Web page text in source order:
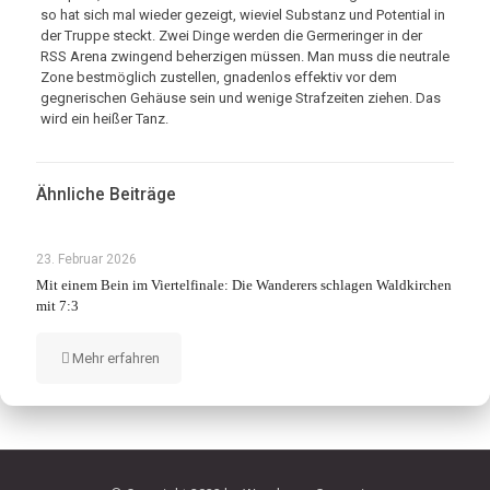
so hat sich mal wieder gezeigt, wieviel Substanz und Potential in
der Truppe steckt. Zwei Dinge werden die Germeringer in der
RSS Arena zwingend beherzigen müssen. Man muss die neutrale
Zone bestmöglich zustellen, gnadenlos effektiv vor dem
gegnerischen Gehäuse sein und wenige Strafzeiten ziehen. Das
wird ein heißer Tanz.
Ähnliche Beiträge
23. Februar 2026
Mit einem Bein im Viertelfinale: Die Wanderers schlagen Waldkirchen
mit 7:3
Mehr erfahren